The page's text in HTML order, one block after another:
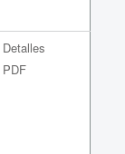
Detalles
PDF